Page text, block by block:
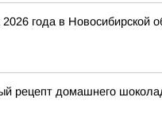
года в Новосибирской
рецепт домашнего